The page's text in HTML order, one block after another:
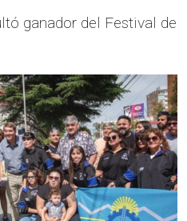
ganador del Festival de